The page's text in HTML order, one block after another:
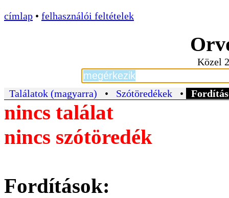
címlap • felhasználói feltételek
Közel
Találatok (magyarra) • Szótöredékek •
nincs találat
nincs szótöredék
Fordítások: